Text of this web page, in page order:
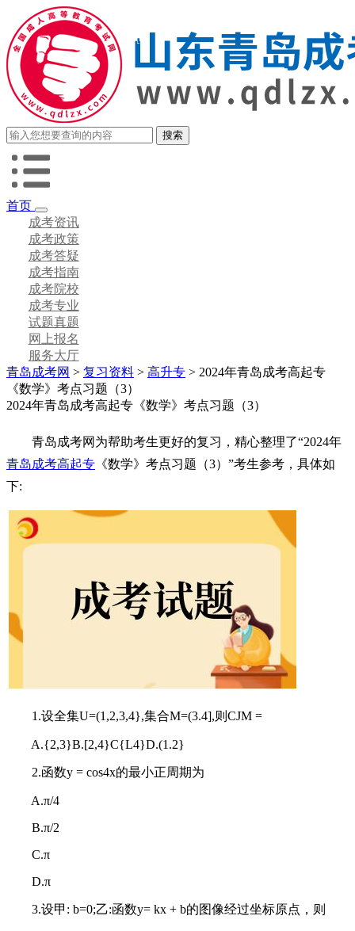
首页
成考资讯
成考政策
成考答疑
成考指南
成考院校
成考专业
试题真题
网上报名
服务大厅
青岛成考网 > 复习资料 > 高升专 > 2024年青岛成考高起专
《数学》考点习题（3）
2024年青岛成考高起专《数学》考点习题（3）
青岛成考网为帮助考生更好的复习，精心整理了“2024年
青岛成考高起专 《数学》考点习题（3）”考生参考，具体如
下:
1.设全集U=(1,2,3,4},集合M=(3.4],则CJM =
A.{2,3}B.[2,4}C{L4}D.(1.2}
2.函数y = cos4x的最小正周期为
A.π/4
B.π/2
C.π
D.π
3.设甲: b=0;乙:函数y= kx + b的图像经过坐标原点，则